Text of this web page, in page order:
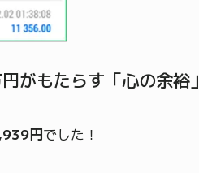
がもたらす「心の余裕」
円でした！